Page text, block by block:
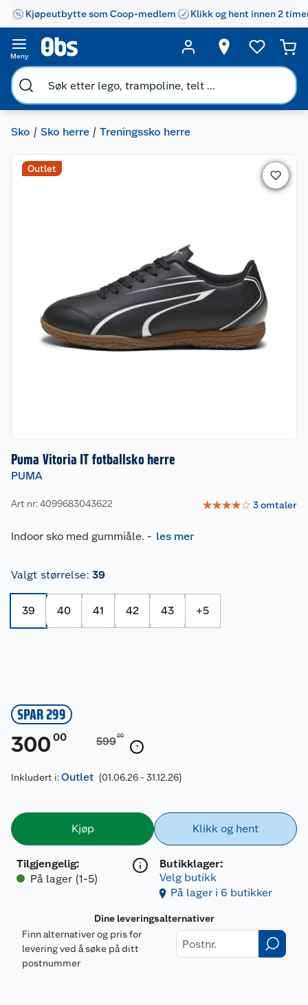
Kjøpeutbytte som Coop-medlem Klikk og hent innen 2
Meny
Sko Sko herre Treningssko herre
Outlet
Puma Vitoria IT fotballsko herre
PUMA
Art nr: 4099683043622 ☆☆☆☆☆ 3omtaler
Indoor sko med gummiåle. - les mer
Valgt størrelse: 39
39 40 41 42 43 +5
SPAR 299
300 00 59900
Inkludert i:Outlet (01.06.26 - 31.12.26)
Kjøp
Tilgjengelig:
På lager (1-5)
Klikk og hent
Butikklager:
Velg butikk
På lager i 6 butikker
Dine leveringsalternativer
Finn alternativer og pris for
levering ved å søke på ditt
postnummer